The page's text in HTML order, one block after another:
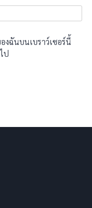
งฉันบนเบราว์เซอร์นี้
ป